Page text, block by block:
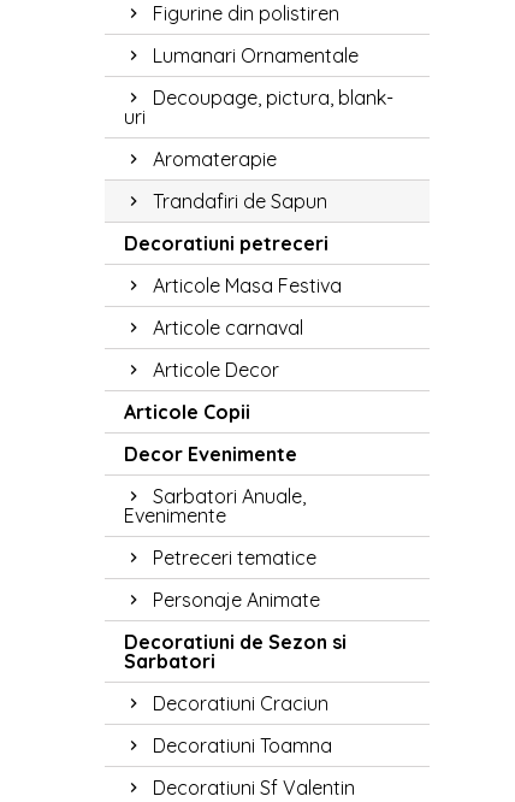
Figurine din polistiren
Lumanari Ornamentale
Decoupage, pictura, blank-
uri
Aromaterapie
Trandafiri de Sapun
Decoratiuni petreceri
Articole Masa Festiva
Articole carnaval
Articole Decor
Articole Copii
Decor Evenimente
Sarbatori Anuale,
Evenimente
Petreceri tematice
Personaje Animate
Decoratiuni de Sezon si
Sarbatori
Decoratiuni Craciun
Decoratiuni Toamna
Decoratiuni Sf Valentin